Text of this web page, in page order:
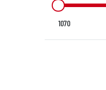
1070